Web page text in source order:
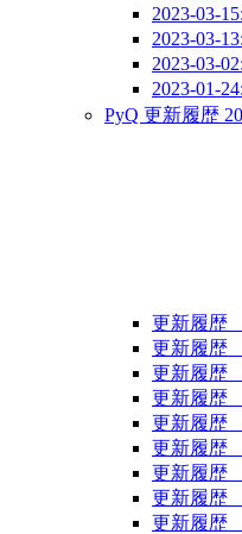
2023-03-
2023-03-
2023-03-
2023-01-
PyQ 更新履歴
更新履歴
更新履歴
更新履歴
更新履歴
更新履歴
更新履歴
更新履歴
更新履歴
更新履歴